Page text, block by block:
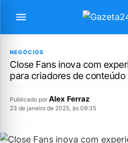
NEGÓCIOS
Close Fans inova com
para criadores de conteúdo
Publicado por Alex Ferraz
23 de janeiro de 2025, às 09:35